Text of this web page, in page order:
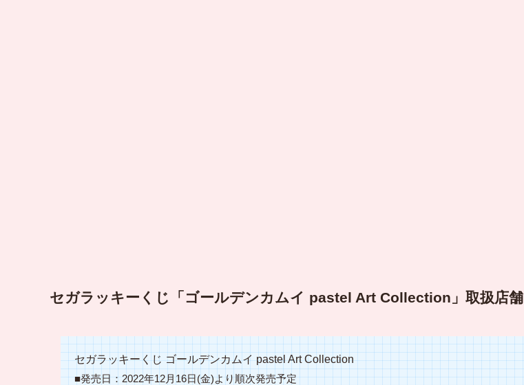
セガラッキーくじ「ゴールデンカムイ pastel Art Collection」取扱店舗
セガラッキーくじ ゴールデンカムイ pastel Art Collection
■発売日：2022年12月16日(金)より順次発売予定